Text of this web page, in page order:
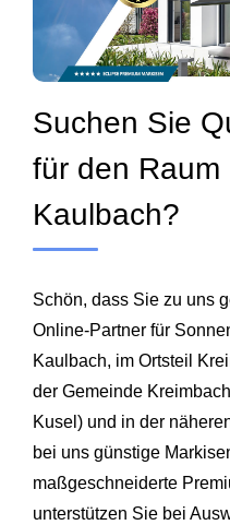
Suchen Sie
für den Raum
Kaulbach?
Schön, dass Sie zu uns
Online-Partner für
Kaulbach, im Ortsteil
der Gemeinde
Kusel) und in der
bei uns günstige
maßgeschneiderte
unterstützen Sie bei